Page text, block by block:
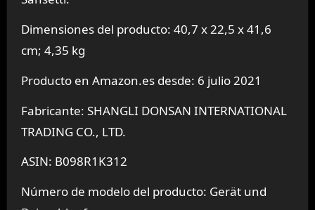
Dimensiones del producto: 40,7 x 22,5 x 41,6
cm; 4,35 kg
Producto en Amazon.es desde: 6 julio 2021
Fabricante: SHANGLI DONSAN INTERNATIONAL
TRADING CO., LTD.
ASIN: B098R1K312
Número de modelo del producto: Gerät und